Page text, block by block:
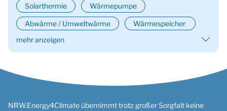
Solarthermie Wärmepumpe
Abwärme / Umweltwärme
Wärmespeicher
mehr anzeigen
NRW.Energy4Climate übernimmt trotz großer Sorgfalt keine